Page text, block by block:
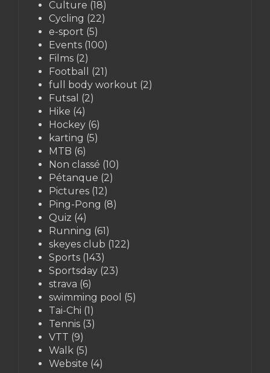
Culture (18)
Cycling (22)
e-sport (5)
Events (100)
Films (2)
Football
(21)
full body workout (2)
Futsal (2)
Hike (4)
Hockey (6)
karting (5)
MTB (6)
Non classé (10)
Pétanque (2)
Pictures (12)
Ping-Pong (8)
Quiz (4)
Running (61)
skeyes club (122)
Sports (143)
Sportsday (23)
strava (6)
swimming pool (5)
Tai-Chi (1)
Tennis (3)
VTT (9)
Walk (5)
Website (4)